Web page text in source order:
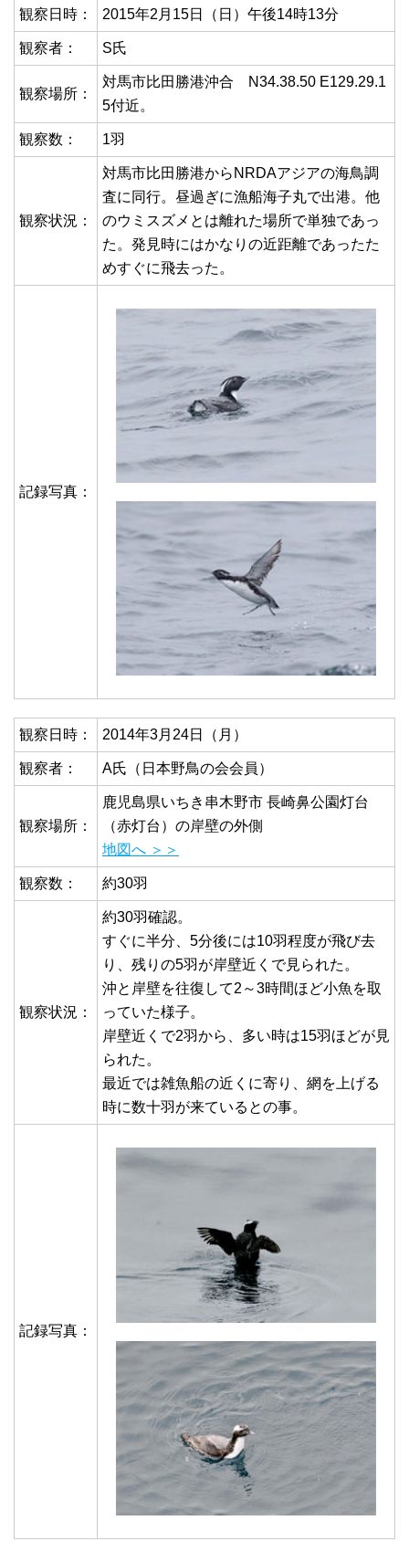
観察日時： 2015年2月15日（日）午後14時13分
観察者： S氏
観察場所：
対馬市比田勝港沖合 N34.38.50 E129.29.1
5付近。
観察数： 1羽
観察状況：
対馬市比田勝港からNRDAアジアの海鳥調
査に同行。昼過ぎに漁船海子丸で出港。他
のウミスズメとは離れた場所で単独であっ
た。発見時にはかなりの近距離であったた
めすぐに飛去った。
記録写真：
観察日時： 2014年3月24日（月）
観察者： A氏（日本野鳥の会会員）
観察場所：
鹿児島県いちき串木野市 長崎鼻公園灯台
（赤灯台）の岸壁の外側
地図へ ＞＞
観察数： 約30羽
観察状況：
約30羽確認。
すぐに半分、5分後には10羽程度が飛び去
り、残りの5羽が岸壁近くで見られた。
沖と岸壁を往復して2～3時間ほど小魚を取
っていた様子。
岸壁近くで2羽から、多い時は15羽ほどが見
られた。
最近では雑魚船の近くに寄り、網を上げる
時に数十羽が来ているとの事。
記録写真：